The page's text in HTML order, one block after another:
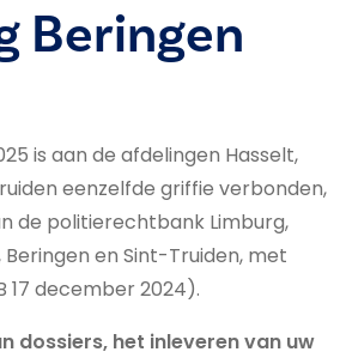
Beringen
is aan de afdelingen Hasselt,
eenzelfde griffie verbonden,
de politierechtbank Limburg,
en Sint-Truiden, met
17 december 2024).
dossiers, het inleveren van uw